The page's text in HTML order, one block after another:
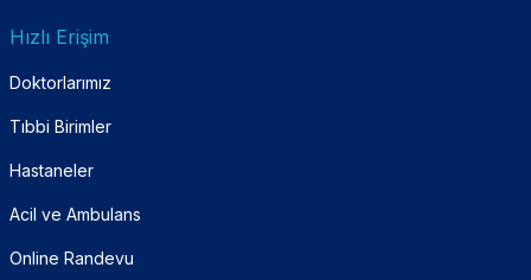
Hızlı Erişim
Doktorlarımız
Tıbbi Birimler
Hastaneler
Acil ve Ambulans
Online Randevu